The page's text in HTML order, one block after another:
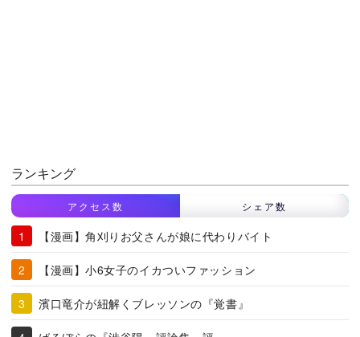
ランキング
アクセス数 シェア数
【漫画】角刈りお父さんが娘に代わりバイト
【漫画】小6女子のイカついファッション
濱口竜介が紐解くブレッソンの『覚書』